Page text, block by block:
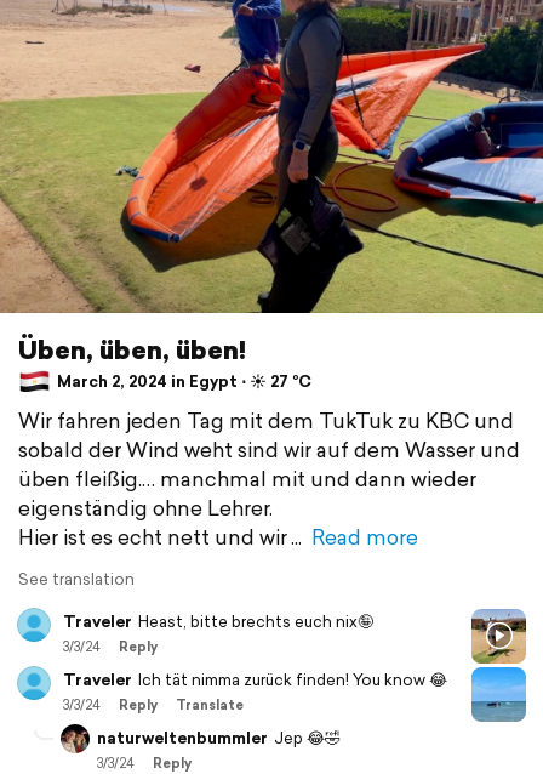
Üben, üben, üben!
March 2, 2024 in Egypt ⋅ ☀️ 27 °C
Wir fahren jeden Tag mit dem TukTuk zu KBC und
sobald der Wind weht sind wir auf dem Wasser und
üben fleißig.… manchmal mit und dann wieder
eigenständig ohne Lehrer.
Hier ist es echt nett und wir
Read more
See translation
Traveler Heast, bitte brechts euch nix🤪
3/3/24 Reply
Traveler Ich tät nimma zurück finden! You know 😂
3/3/24 Reply Translate
naturweltenbummler Jep 😂🤣
3/3/24 Reply